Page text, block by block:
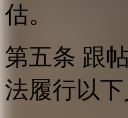
估。
第五条 跟
法履行以下